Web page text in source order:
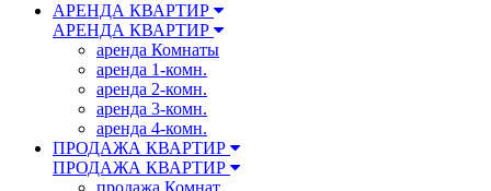
АРЕНДА КВАРТИР
АРЕНДА КВАРТИР
аренда Комнаты
аренда 1-комн.
аренда 2-комн.
аренда 3-комн.
аренда 4-комн.
ПРОДАЖА КВАРТИР
ПРОДАЖА КВАРТИР